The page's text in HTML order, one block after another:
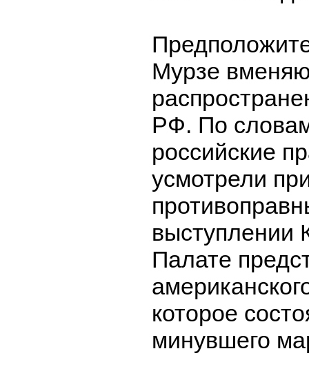
Мурзе
РФ. По
российские
усмотрели
выступлении
Палате
которое
минувшего